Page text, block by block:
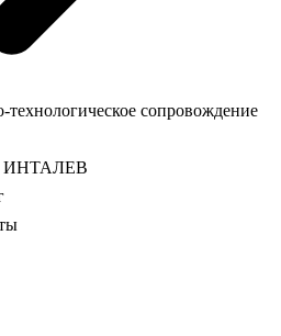
сопровождение
ИНТАЛЕВ